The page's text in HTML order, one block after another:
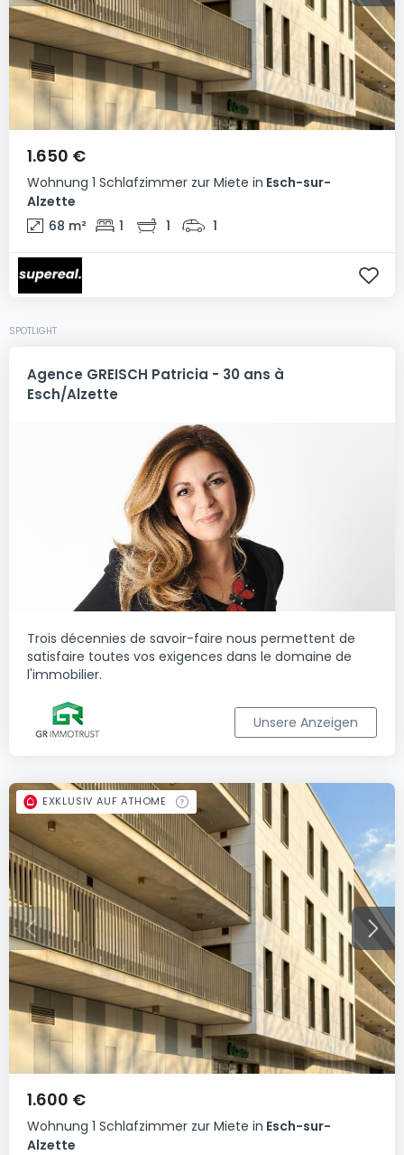
Wohnung 1 Schlafzimmer zur Miete in Esch-sur-
Alzette
1.650 €
68 m² 1 1 1
SPOTLIGHT
Agence GREISCH Patricia - 30 ans à
Esch/Alzette
Trois décennies de savoir-faire nous permettent de
satisfaire toutes vos exigences dans le domaine de
l'immobilier.
Unsere Anzeigen
Wohnung 1 Schlafzimmer zur Miete in Esch-sur-
Alzette
1.600 €
EXKLUSIV AUF ATHOME